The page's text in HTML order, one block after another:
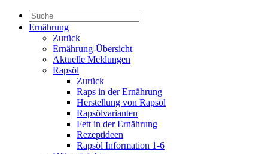
Ernährung
Zurück
Ernährung-Übersicht
Aktuelle Meldungen
Rapsöl
Zurück
Raps in der Ernährung
Herstellung von Rapsöl
Rapsölvarianten
Fett in der Ernährung
Rezeptideen
Rapsöl Information 1-6